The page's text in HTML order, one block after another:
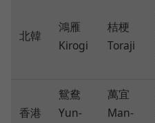
北韓
鴻雁
Kirogi
桔梗
Toraji
香港
鴛鴦
Yun-
萬宜
Man-